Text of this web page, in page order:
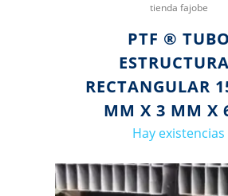
tienda fajobe
PTF ® TUBO
RECTANGULAR
MM X 3 MM X
Hay existencias